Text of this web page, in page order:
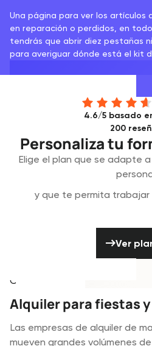
Una página para ver los artículos
en reparación o perdidos, en
tendrás que abrir diez pestañas
para averiguar dónde está el kit
4.6/5 basado
200
Personaliza tu
Elige el plan que se adapte
y que te permita trabajar
Ver
Creado para
Alquiler y producción
Los almacenes de equipo
de proyectos a la semana
Creado para
Alquiler para fiestas
Las empresas de alquiler de
mueven grandes volúmenes
Creado para
Retransmisión y
audiovisual
Las producciones televisivas